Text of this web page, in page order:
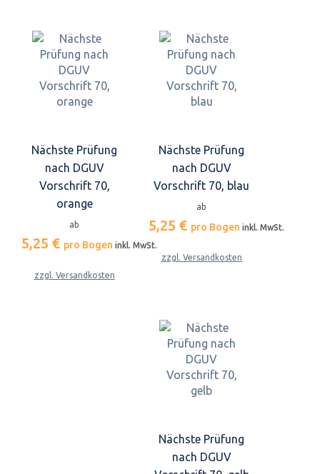
Nächste Prüfung
nach DGUV
Vorschrift 70,
orange
ab
5,25 € pro Bogen inkl. MwSt.
zzgl. Versandkosten
Nächste Prüfung
nach DGUV
Vorschrift 70, blau
ab
5,25 € pro Bogen inkl. MwSt.
zzgl. Versandkosten
Nächste Prüfung
nach DGUV